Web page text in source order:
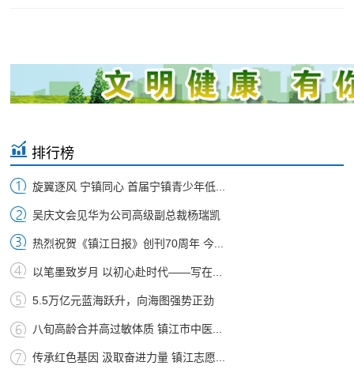
排行榜
旋翼逐风 宁镇同心 首届宁镇青少年低...
吴庆文会见华为公司高级副总裁杨瑞凯
热烈祝贺《镇江日报》创刊70周年 今...
以笔墨致岁月 以初心赴时代——写在...
5.5万亿元蓝海跃升，向海图强势正劲
八旬高龄合并高过敏体质 镇江市中医...
传承红色基因 汲取奋进力量 镇江志愿...